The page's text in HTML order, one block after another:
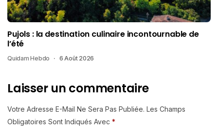
Pujols : la destination culinaire incontournable de
l’été
Quidam Hebdo 6 Août 2026
Laisser un commentaire
Votre Adresse E-Mail Ne Sera Pas Publiée. Les Champs
Obligatoires Sont Indiqués Avec *